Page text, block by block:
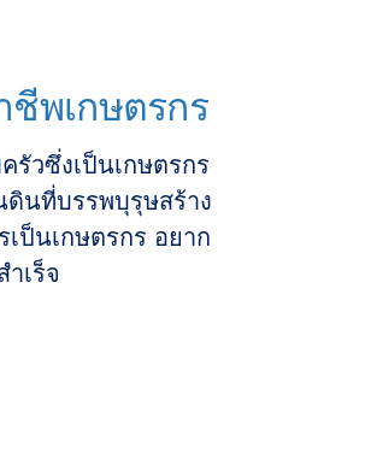
พเกษตรกร
รัวซึ่งเป็นเกษตรกร
ดินที่บรรพบุรุษสร้าง
เป็นเกษตรกร อยาก
เร็จ